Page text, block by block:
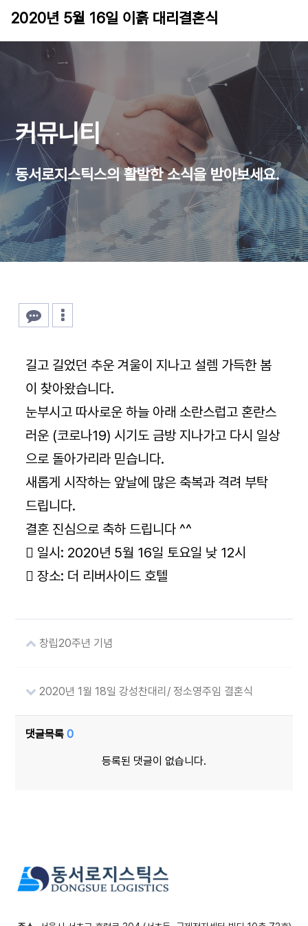
커뮤니티
동서로지스틱스의 활발한 소식을 받아보세요.
2020년 5월 16일 이흙 대리결혼식
20-07-17 17:19
길고 길었던 추운 겨울이 지나고 설렘 가득한 봄
이 찾아왔습니다.
눈부시고 따사로운 하늘 아래 소란스럽고 혼란스
러운 (코로나19) 시기도 금방 지나가고 다시 일상
으로 돌아가리라 믿습니다.
새롭게 시작하는 앞날에 많은 축복과 격려 부탁
드립니다.
결혼 진심으로 축하 드립니다 ^^
 일시: 2020년 5월 16일 토요일 낮 12시
 장소: 더 리버사이드 호텔
창립20주년 기념
2020년 1월 18일 강성찬대리/ 정소영주임 결혼식
댓글목록0
등록된 댓글이 없습니다.